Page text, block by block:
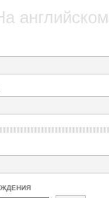
английском